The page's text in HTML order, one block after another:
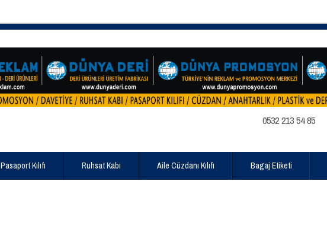
0532 213 54 85
Pasaport Kılıfı Ruhsat Kabı Aile Cüzdanı Kılıfı Bagaj Etiketi